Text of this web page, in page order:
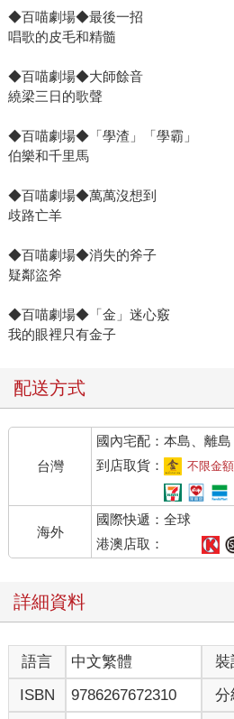
◆百喵劇場◆最後一招
唱歌的皮毛和精髓
◆百喵劇場◆大師餘音
繞梁三日的歌聲
◆百喵劇場◆「學渣」「學霸」
伯樂和千里馬
◆百喵劇場◆萬萬沒想到
歧路亡羊
◆百喵劇場◆消失的斧子
疑鄰盜斧
◆百喵劇場◆「金」迷心竅
我的眼裡只有金子
配送方式
台灣
國內宅配：本島、離島
到店取貨：
不限金
海外
國際快遞：全球
港澳店取：
詳細資料
語言 中文繁體 裝
ISBN
9786267672310 分